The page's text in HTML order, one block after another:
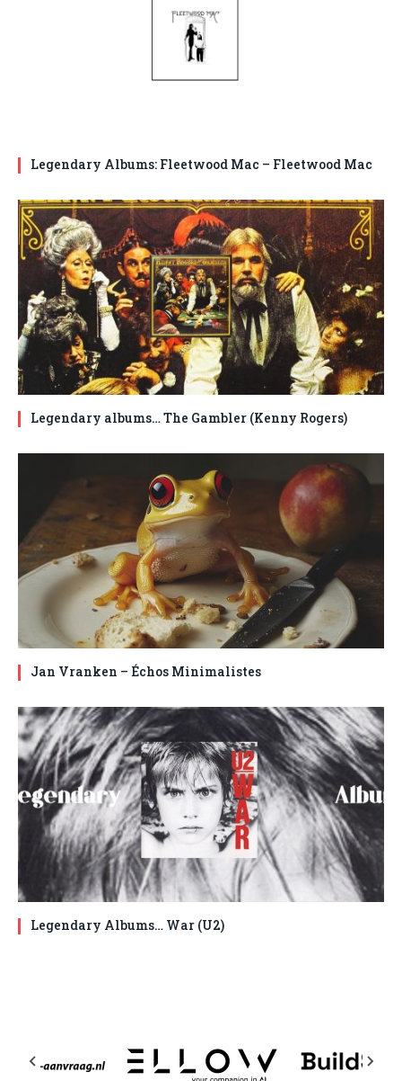
Legendary Albums: Fleetwood Mac – Fleetwood Mac
Legendary albums… The Gambler (Kenny Rogers)
Jan Vranken – Échos Minimalistes
Legendary Albums… War (U2)